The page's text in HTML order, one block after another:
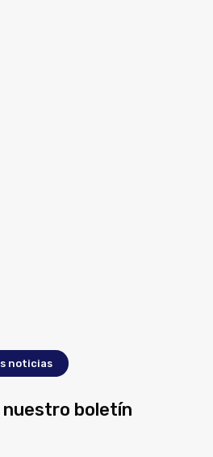
noticias
boletín